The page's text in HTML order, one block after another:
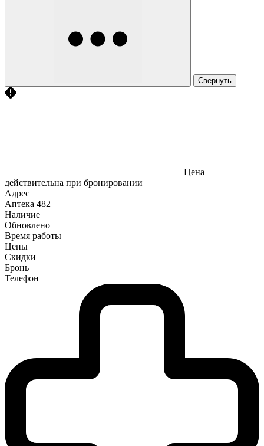
Свернуть
Цена
действительна при бронировании
Адрес
Аптека 482
Наличие
Обновлено
Время работы
Цены
Скидки
Бронь
Телефон